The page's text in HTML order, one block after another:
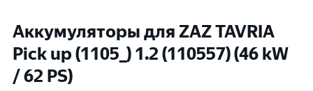
Аккумуляторы для ZAZ TAVRIA
Pick up (1105_) 1.2 (110557) (46 kW
/ 62 PS)